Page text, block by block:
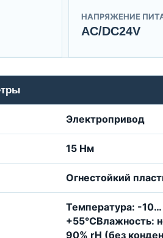
НАПРЯЖЕНИЕ
AC/DC24V
Электропривод
15 Нм
Огнестойкий
Температура: -10…
+55℃Влажность:
90% rH (без